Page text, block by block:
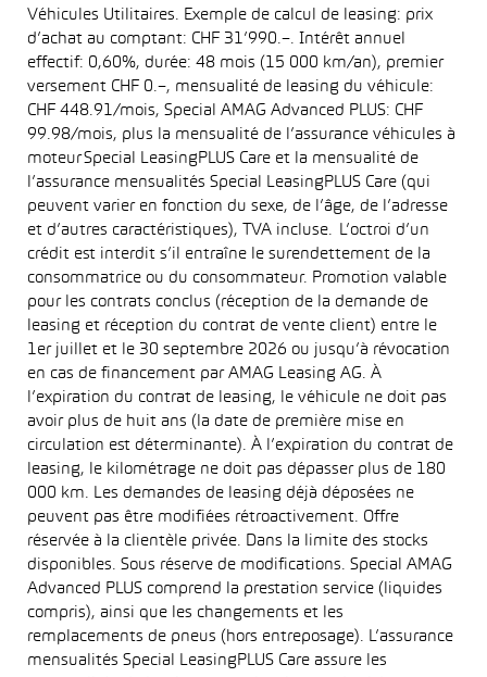
Véhicules Utilitaires. Exemple de calcul de leasing: prix
d’achat au comptant: CHF 31’990.–. Intérêt annuel
effectif: 0,60%, durée: 48 mois (15 000 km/an), premier
versement CHF 0.–, mensualité de leasing du véhicule:
CHF 448.91/mois, Special AMAG Advanced PLUS: CHF
99.98/mois, plus la mensualité de l’assurance véhicules à
moteur Special LeasingPLUS Care et la mensualité de
l’assurance mensualités Special LeasingPLUS Care (qui
peuvent varier en fonction du sexe, de l’âge, de l’adresse
et d’autres caractéristiques), TVA incluse. L’octroi d’un
crédit est interdit s’il entraîne le surendettement de la
consommatrice ou du consommateur. Promotion valable
pour les contrats conclus (réception de la demande de
leasing et réception du contrat de vente client) entre le
1er juillet et le 30 septembre 2026 ou jusqu’à révocation
en cas de financement par AMAG Leasing AG. À
l’expiration du contrat de leasing, le véhicule ne doit pas
avoir plus de huit ans (la date de première mise en
circulation est déterminante). À l’expiration du contrat de
leasing, le kilométrage ne doit pas dépasser plus de 180
000 km. Les demandes de leasing déjà déposées ne
peuvent pas être modifiées rétroactivement. Offre
réservée à la clientèle privée. Dans la limite des stocks
disponibles. Sous réserve de modifications. Special AMAG
Advanced PLUS comprend la prestation service (liquides
compris), ainsi que les changements et les
remplacements de pneus (hors entreposage). L’assurance
mensualités Special LeasingPLUS Care assure les